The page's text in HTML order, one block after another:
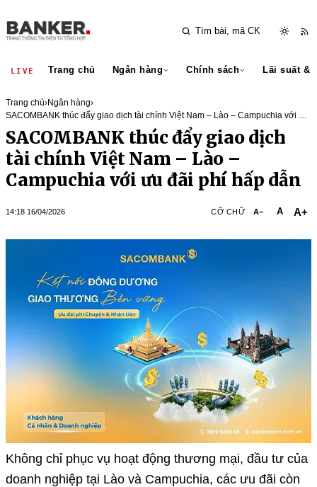
LIVE Trang chủ Ngân hàng Chính sách Lãi suất &
Trang chủ›Ngân hàng›
SACOMBANK thúc đẩy giao dịch tài chính Việt Nam – Lào – Campuchia với ưu
SACOMBANK thúc đẩy giao dịch
tài chính Việt Nam – Lào –
Campuchia với ưu đãi phí hấp dẫn
14:18 16/04/2026 CỠ CHỮ A− A A+
Không chỉ phục vụ hoạt động thương mại, đầu tư của
doanh nghiệp tại Lào và Campuchia, các ưu đãi còn